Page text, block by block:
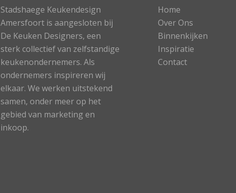
Stadshaege Keukendesign
Amersfoort is aangesloten bij
De Keuken Designers, een
sterk collectief van zelfstandige
keukenondernemers. Als
ondernemers inspireren wij
elkaar. We werken uitstekend
samen, onder meer op het
gebied van marketing en
inkoop.
Home
Over Ons
Binnenkijken
Inspiratie
Contact